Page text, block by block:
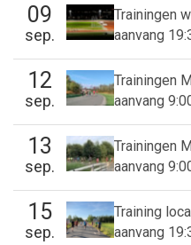
09
sep.
Trainingen
aanvang
12
sep.
Trainingen
aanvang
13
sep.
Trainingen
aanvang
15
sep.
Training
aanvang